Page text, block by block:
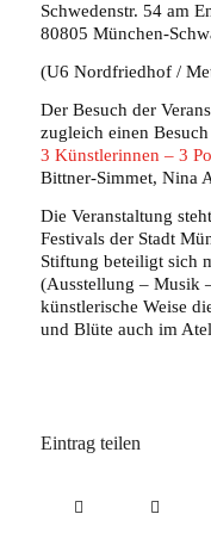
Schwedenstr. 54 am
80805 München-
(U6 Nordfriedhof /
Der Besuch der
zugleich einen
3 Künstlerinnen – 3
Bittner-Simmet, Nina
Die Veranstaltung
Festivals der Stadt
Stiftung beteiligt sich
(Ausstellung – Musik
künstlerische Weise
und Blüte auch im
Eintrag teilen